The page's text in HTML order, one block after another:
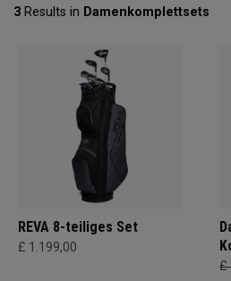
3 Results in Damenkomplettsets
REVA 8-teiliges Set
£ 1.199,00
£